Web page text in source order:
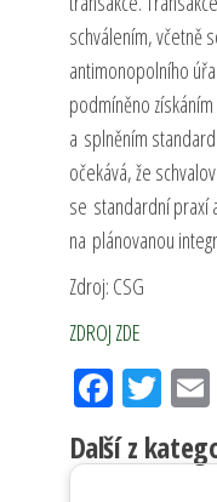
schválením, včetně
antimonopolního
podmíněno
a splněním
očekává, že
se standardní praxí
na plánovanou
Zdroj: CSG
ZDROJ ZDE
Fac
eb
oo
Tw
itt
er
Další z